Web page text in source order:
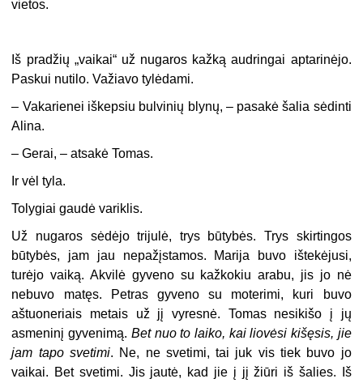
vietos.
Iš pradžių „vaikai“ už nugaros kažką audringai aptarinėjo.
Paskui nutilo. Važiavo tylėdami.
– Vakarienei iškepsiu bulvinių blynų, – pasakė šalia sėdinti
Alina.
–Gerai, – atsakė Tomas.
Ir vėl tyla.
Tolygiai gaudė variklis.
Už nugaros sėdėjo trijulė, trys būtybės. Trys skirtingos
būtybės, jam jau nepažįstamos. Marija buvo ištekėjusi,
turėjo vaiką. Akvilė gyveno su kažkokiu arabu, jis jo nė
nebuvo matęs. Petras gyveno su moterimi, kuri buvo
aštuoneriais metais už jį vyresnė. Tomas nesikišo į jų
asmeninį gyvenimą. Bet nuo to laiko, kai liovėsi kišęsis, jie
jam tapo svetimi. Ne, ne svetimi, tai juk vis tiek buvo jo
vaikai. Bet svetimi. Jis jautė, kad jie į jį žiūri iš šalies. Iš